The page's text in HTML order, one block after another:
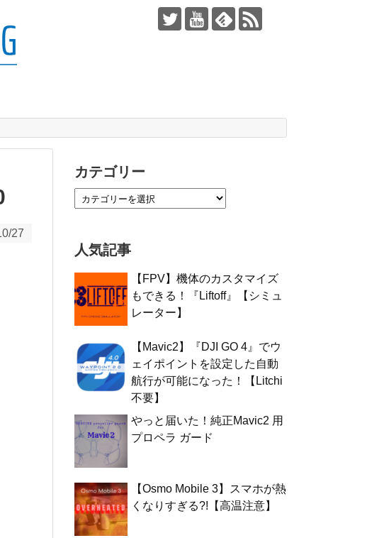
27
カテゴリー
人気記事
【FPV】機体のカスタマイズ
もできる！『Liftoff』【シミュ
レーター】
【Mavic2】『DJI GO 4』でウ
ェイポイントを設定した自動
航行が可能になった！【Litchi
不要】
やっと届いた！純正Mavic2 用
プロペラ ガード
【Osmo Mobile 3】スマホが熱
くなりすぎる?!【高温注意】